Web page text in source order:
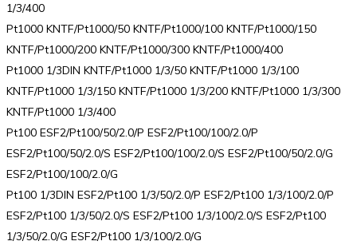
1/3/400
Pt1000 KNTF/Pt1000/50 KNTF/Pt1000/100 KNTF/Pt1000/150
KNTF/Pt1000/200 KNTF/Pt1000/300 KNTF/Pt1000/400
Pt1000 1/3DIN KNTF/Pt1000 1/3/50 KNTF/Pt1000 1/3/100
KNTF/Pt1000 1/3/150 KNTF/Pt1000 1/3/200 KNTF/Pt1000 1/3/300
KNTF/Pt1000 1/3/400
Pt100 ESF2/Pt100/50/2.0/P ESF2/Pt100/100/2.0/P
ESF2/Pt100/50/2.0/S ESF2/Pt100/100/2.0/S ESF2/Pt100/50/2.0/G
ESF2/Pt100/100/2.0/G
Pt100 1/3DIN ESF2/Pt100 1/3/50/2.0/P ESF2/Pt100 1/3/100/2.0/P
ESF2/Pt100 1/3/50/2.0/S ESF2/Pt100 1/3/100/2.0/S ESF2/Pt100
1/3/50/2.0/G ESF2/Pt100 1/3/100/2.0/G